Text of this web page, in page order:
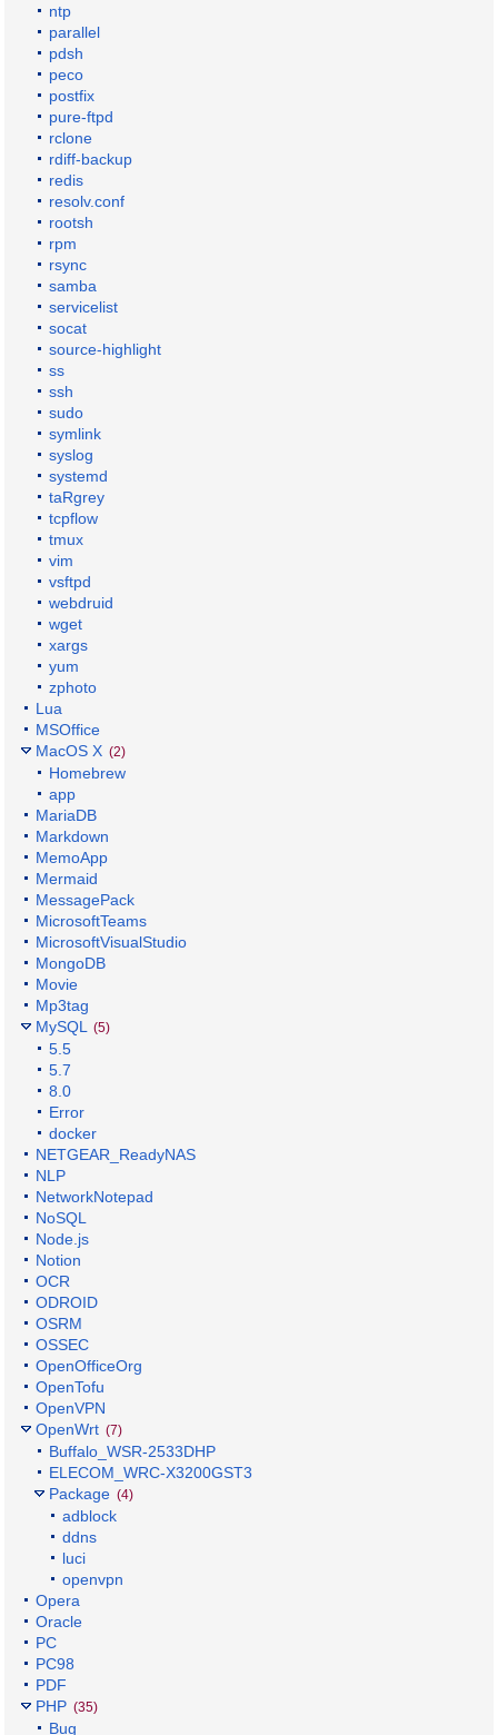
ntp
parallel
pdsh
peco
postfix
pure-ftpd
rclone
rdiff-backup
redis
resolv.conf
rootsh
rpm
rsync
samba
servicelist
socat
source-highlight
ss
ssh
sudo
symlink
syslog
systemd
taRgrey
tcpflow
tmux
vim
vsftpd
webdruid
wget
xargs
yum
zphoto
Lua
MSOffice
MacOS X (2)
Homebrew
app
MariaDB
Markdown
MemoApp
Mermaid
MessagePack
MicrosoftTeams
MicrosoftVisualStudio
MongoDB
Movie
Mp3tag
MySQL
(5)
5.5
5.7
8.0
Error
docker
NETGEAR_ReadyNAS
NLP
NetworkNotepad
NoSQL
Node.js
Notion
OCR
ODROID
OSRM
OSSEC
OpenOfficeOrg
OpenTofu
OpenVPN
OpenWrt (7)
Buffalo_WSR-2533DHP
ELECOM_WRC-X3200GST3
Package (4)
adblock
ddns
luci
openvpn
Opera
Oracle
PC
PC98
PDF
PHP (35)
Bug